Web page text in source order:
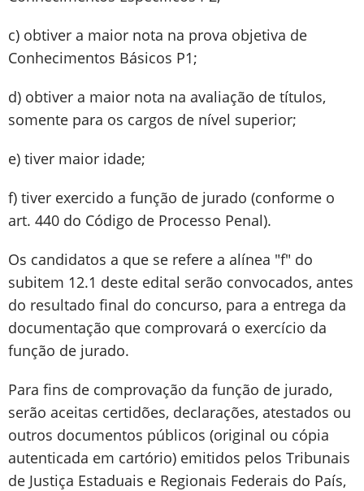
c) obtiver a maior nota na prova objetiva de
Conhecimentos Básicos P1;
d) obtiver a maior nota na avaliação de títulos,
somente para os cargos de nível superior;
e) tiver maior idade;
f) tiver exercido a função de jurado (conforme o
art. 440 do Código de Processo Penal).
Os candidatos a que se refere a alínea "f" do
subitem 12.1 deste edital serão convocados, antes
do resultado final do concurso, para a entrega da
documentação que comprovará o exercício da
função de jurado.
Para fins de comprovação da função de jurado,
serão aceitas certidões, declarações, atestados ou
outros documentos públicos (original ou cópia
autenticada em cartório) emitidos pelos Tribunais
de Justiça Estaduais e Regionais Federais do País,